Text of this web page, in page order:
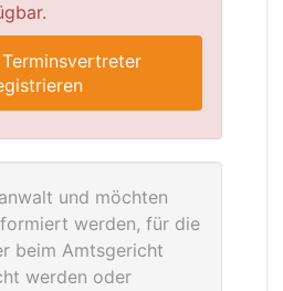
und möchten
werden, für die
beim Amtsgericht
werden oder